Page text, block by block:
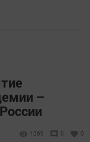
–
1269 0 0